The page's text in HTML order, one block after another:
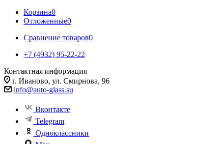
Корзина0
Отложенные0
Сравнение товаров0
+7 (4932) 95-22-22
Контактная информация
г. Иваново, ул. Смирнова, 96
info@auto-glass.su
Вконтакте
Telegram
Одноклассники